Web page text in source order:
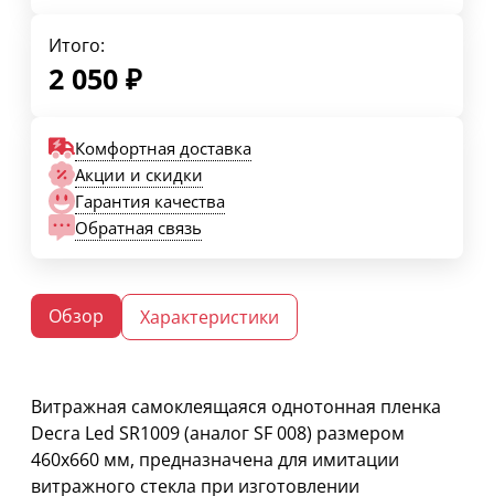
Итого:
2 050 ₽
Комфортная доставка
Акции и скидки
Гарантия качества
Обратная связь
Обзор Характеристики
Витражная самоклеящаяся однотонная пленка
Decra Led SR1009 (аналог SF 008) размером
460х660 мм, предназначена для имитации
витражного стекла при изготовлении